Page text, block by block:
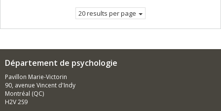
20 results per page
Département de psychologie
Pavillon Marie-Victorin
90, avenue Vincent d'Indy
Montréal (QC)
H2V 2S9